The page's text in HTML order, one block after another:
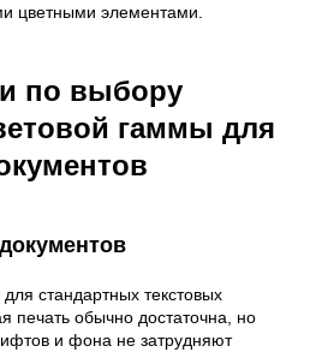
цветными элементами.
по выбору
гаммы для
стандартных текстовых
печать обычно достаточна, но
и фона не затрудняют